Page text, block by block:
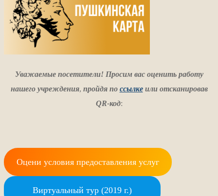
Уважаемые посетители! Просим вас оценить работу
нашего учреждения, пройдя по ссылкеили отсканировав
QR-код:
Оцени условия предоставления услуг
Виртуальный тур (2019 г.)